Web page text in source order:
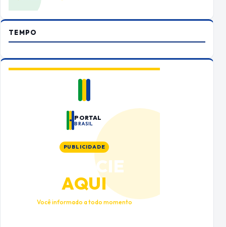
TEMPO
PORTAL
BRASIL
PUBLICIDADE
ANUNCIE
AQUI
Você informado a todo momento